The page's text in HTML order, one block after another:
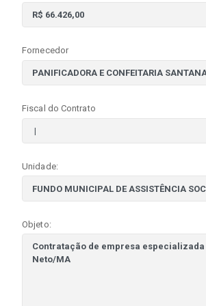
Fornecedor
Fiscal do Contrato
Unidade:
Objeto: